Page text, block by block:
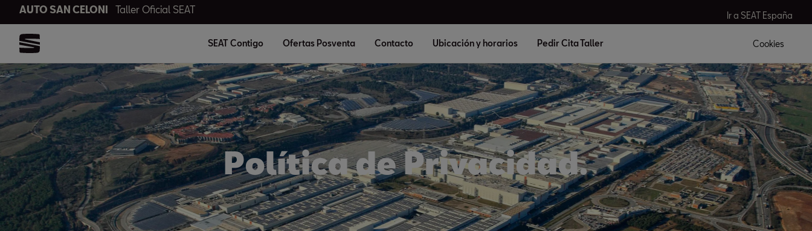
AUTO SAN CELONI Taller Oficial SEAT
Ir a SEAT España
SEAT Contigo Ofertas Posventa Contacto Ubicación y horarios Pedir Cita Taller Cookies
Política de Privacidad.